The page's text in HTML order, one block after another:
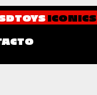
ICONICS